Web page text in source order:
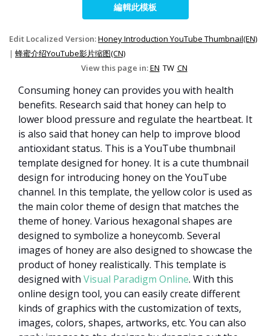
編輯此模板
Edit Localized Version:Honey Introduction YouTube Thumbnail(EN)
| 蜂蜜介绍YouTube影片缩图(CN)
View this page in:EN TW CN
Consuming honey can provides you with health
benefits. Research said that honey can help to
lower blood pressure and regulate the heartbeat. It
is also said that honey can help to improve blood
antioxidant status. This is a YouTube thumbnail
template designed for honey. It is a cute thumbnail
design for introducing honey on the YouTube
channel. In this template, the yellow color is used as
the main color theme of design that matches the
theme of honey. Various hexagonal shapes are
designed to symbolize a honeycomb. Several
images of honey are also designed to showcase the
product of honey realistically. This template is
designed with Visual Paradigm Online. With this
online design tool, you can easily create different
kinds of graphics with the customization of texts,
images, colors, shapes, artworks, etc. You can also